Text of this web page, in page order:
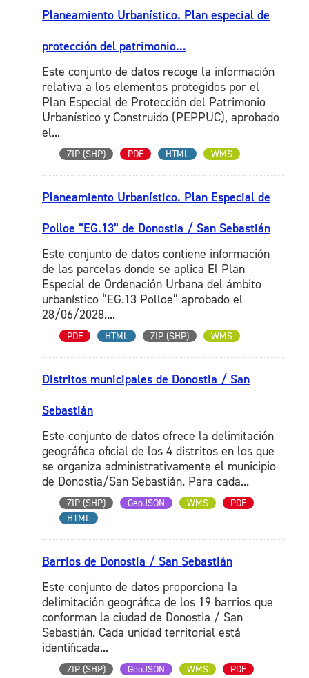
Planeamiento Urbanístico. Plan especial de
protección del patrimonio...
Este conjunto de datos recoge la información
relativa a los elementos protegidos por el
Plan Especial de Protección del Patrimonio
Urbanístico y Construido (PEPPUC), aprobado
el...
ZIP (SHP) PDF HTML WMS
Planeamiento Urbanístico. Plan Especial de
Polloe “EG.13” de Donostia / San Sebastián
Este conjunto de datos contiene información
de las parcelas donde se aplica El Plan
Especial de Ordenación Urbana del ámbito
urbanístico “EG.13 Polloe” aprobado el
28/06/2028....
PDF HTML ZIP (SHP) WMS
Distritos municipales de Donostia / San
Sebastián
Este conjunto de datos ofrece la delimitación
geográfica oficial de los 4 distritos en los que
se organiza administrativamente el municipio
de Donostia/San Sebastián. Para cada...
ZIP (SHP) GeoJSON WMS
PDF
HTML
Barrios de Donostia / San Sebastián
Este conjunto de datos proporciona la
delimitación geográfica de los 19 barrios que
conforman la ciudad de Donostia / San
Sebastián. Cada unidad territorial está
identificada...
ZIP (SHP) GeoJSON WMS
PDF